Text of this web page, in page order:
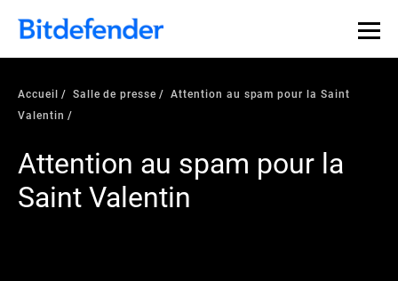
Accueil Salle de presse
Attention au spam pour la Saint
Valentin
Attention au spam pour la
Saint Valentin